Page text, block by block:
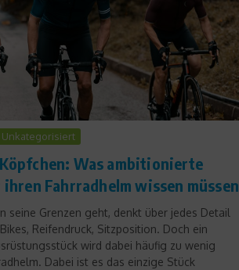
Unkategorisiert
Was ambitionierte
Fahrradhelm wissen müssen
seine Grenzen geht, denkt über jedes Detail
Reifendruck, Sitzposition. Doch ein
wird dabei häufig zu wenig
Dabei ist es das einzige Stück